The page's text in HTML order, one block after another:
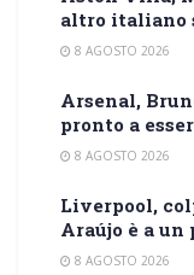
altro italiano
8 AGOSTO 2026
Arsenal,
pronto a
8 AGOSTO 2026
Liverpool,
Araújo è a un
8 AGOSTO 2026